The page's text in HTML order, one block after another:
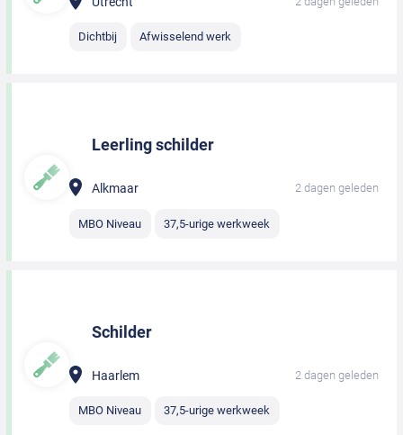
Dichtbij Afwisselend werk
Leerling schilder
Alkmaar 2 dagen geleden
MBO Niveau 37,5-urige werkweek
Schilder
Haarlem 2 dagen geleden
MBO Niveau 37,5-urige werkweek